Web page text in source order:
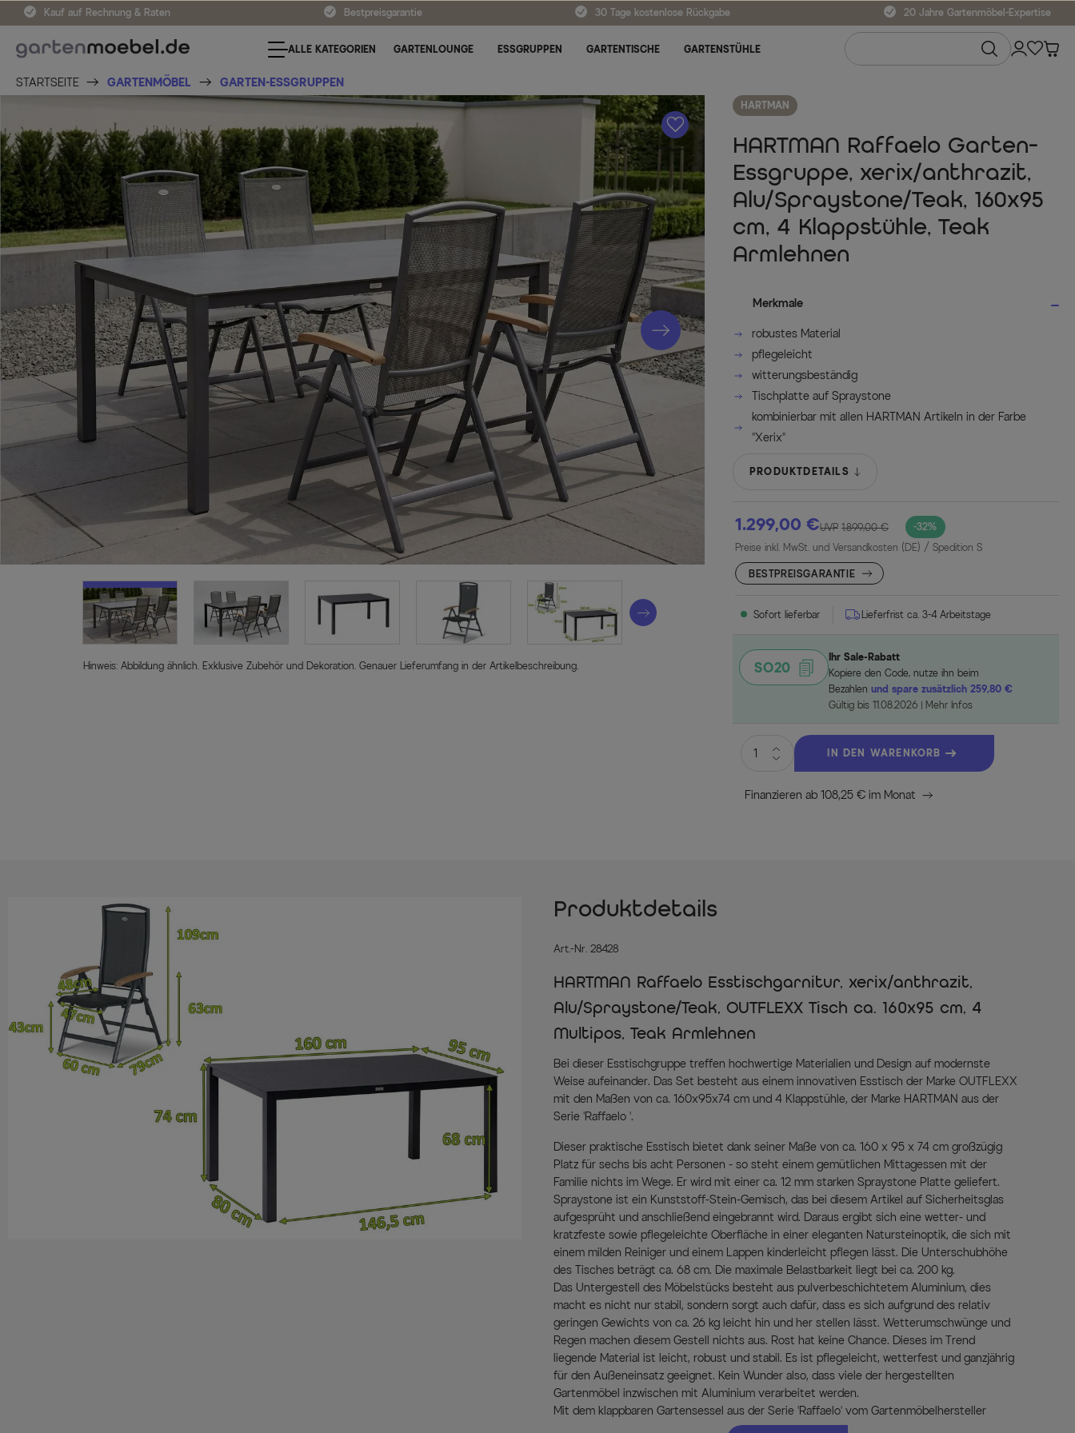
Kauf auf Rechnung & Raten Bestpreisgarantie 30 Tage kostenlose Rückgabe 20 Jahre Gartenmöbel-Expertise
ALLE KATEGORIEN GARTENLOUNGE ESSGRUPPEN GARTENTISCHE GARTENSTÜHLE
STARTSEITE GARTENMÖBEL GARTEN-ESSGRUPPEN
A
Hinweis: Abbildung ähnlich. Exklusive Zubehör und Dekoration. Genauer Lieferumfang in der Artikelbeschreibung.
HARTMAN
HARTMAN Raffaelo Garten-
Essgruppe, xerix/anthrazit,
Alu/Spraystone/Teak, 160x95
cm, 4 Klappstühle, Teak
Armlehnen
Merkmale
robustes Material
pflegeleicht
witterungsbeständig
Tischplatte auf Spraystone
kombinierbar mit allen HARTMAN Artikeln in der Farbe
"Xerix"
PRODUKTDETAILS
1.299,00 € -32%
UVP 1.899,00 €
Preise inkl. MwSt. und Versandkosten (DE) / Spedition S
BESTPREISGARANTIE
Sofort lieferbar Lieferfrist ca. 3-4 Arbeitstage
SO20
Ihr Sale-Rabatt
Kopiere den Code, nutze ihn beim
Bezahlenund spare zusätzlich 259,80 €
Gültig bis 11.08.2026
Mehr Infos
IN DEN WARENKORB
Finanzieren ab 108,25 € im Monat
Produktdetails
Art.-Nr. 28428
HARTMAN Raffaelo Esstischgarnitur, xerix/anthrazit,
Alu/Spraystone/Teak, OUTFLEXX Tisch ca. 160x95 cm, 4
Multipos, Teak Armlehnen
Bei dieser Esstischgruppe treffen hochwertige Materialien und Design auf modernste
Weise aufeinander. Das Set besteht aus einem innovativen Esstisch der Marke OUTFLEXX
mit den Maßen von ca. 160x95x74 cm und 4 Klappstühle, der Marke HARTMAN aus der
Serie 'Raffaelo '.
Dieser praktische Esstisch bietet dank seiner Maße von ca. 160 x 95 x 74 cm großzügig
Platz für sechs bis acht Personen - so steht einem gemütlichen Mittagessen mit der
Familie nichts im Wege. Er wird mit einer ca. 12 mm starken Spraystone Platte geliefert.
Spraystone ist ein Kunststoff-Stein-Gemisch, das bei diesem Artikel auf Sicherheitsglas
aufgesprüht und anschließend eingebrannt wird. Daraus ergibt sich eine wetter- und
kratzfeste sowie pflegeleichte Oberfläche in einer eleganten Natursteinoptik, die sich mit
einem milden Reiniger und einem Lappen kinderleicht pflegen lässt. Die Unterschubhöhe
des Tisches beträgt ca. 68 cm. Die maximale Belastbarkeit liegt bei ca. 200 kg.
Das Untergestell des Möbelstücks besteht aus pulverbeschichtetem Aluminium, dies
macht es nicht nur stabil, sondern sorgt auch dafür, dass es sich aufgrund des relativ
geringen Gewichts von ca. 26 kg leicht hin und her stellen lässt. Wetterumschwünge und
Regen machen diesem Gestell nichts aus. Rost hat keine Chance. Dieses im Trend
liegende Material ist leicht, robust und stabil. Es ist pflegeleicht, wetterfest und ganzjährig
für den Außeneinsatz geeignet. Kein Wunder also, dass viele der hergestellten
Gartenmöbel inzwischen mit Aluminium verarbeitet werden.
Mit dem klappbaren Gartensessel aus der Serie 'Raffaelo' vom Gartenmöbelhersteller
Hartman hält die richtige Kombination aus Design und Komfort Einzug in den heimischen